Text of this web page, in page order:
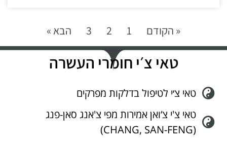
« הקודם 1
2
3 הבא »
טאי צ׳י חומרי העשרה
טאי צ׳י לטיפול בדלקות מפרקים
טאי צ'י צ‘ואן אמירות מפי צ'אנג סאן-פנג
(CHANG, SAN-FENG)